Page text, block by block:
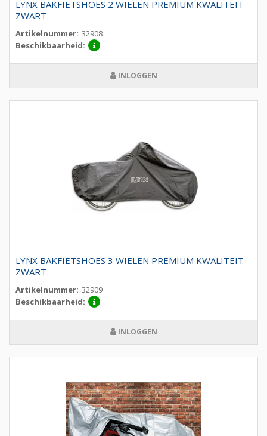
LYNX BAKFIETSHOES 2 WIELEN PREMIUM KWALITEIT
ZWART
Artikelnummer: 32908
Beschikbaarheid:
INLOGGEN
LYNX BAKFIETSHOES 3 WIELEN PREMIUM KWALITEIT
ZWART
Artikelnummer: 32909
Beschikbaarheid:
INLOGGEN